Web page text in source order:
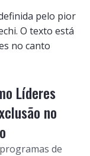
Líderes
no
de